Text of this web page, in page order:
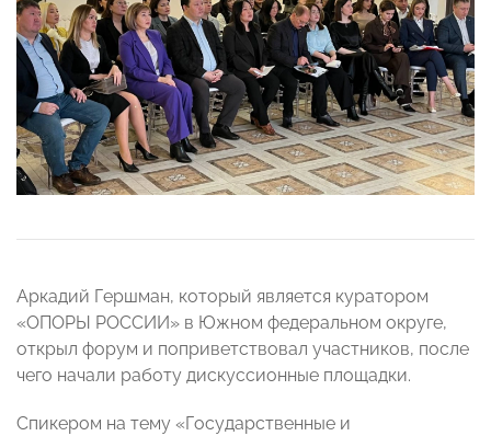
Аркадий Гершман, который является куратором
«ОПОРЫ РОССИИ» в Южном федеральном округе,
открыл форум и поприветствовал участников, после
чего начали работу дискуссионные площадки.
Спикером на тему «Государственные и